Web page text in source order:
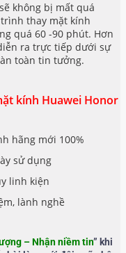
không bị mất quá
thay mặt kính
quá 60 -90 phút. Hơn
ra trực tiếp dưới sự
toàn tin tưởng.
kính Huawei Honor
hãng mới 100%
sử dụng
linh kiện
lành nghề
– Nhận niềm tin” khi